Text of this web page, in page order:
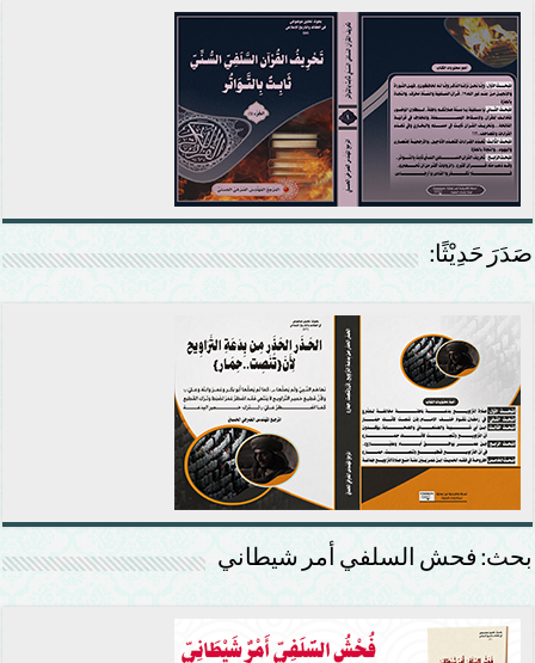
صَدَرَ حَدِيْثًا:
بحث: فحش السلفي أمر شيطاني